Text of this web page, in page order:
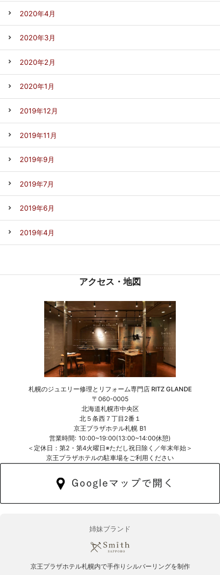
2020年4月
2020年3月
2020年2月
2020年1月
2019年12月
2019年11月
2019年9月
2019年7月
2019年6月
2019年4月
アクセス・地図
札幌のジュエリー修理とリフォーム専門店 RITZ GLANDE
〒060-0005
北海道札幌市中央区
北５条西７丁目2番１
京王プラザホテル札幌 B1
営業時間: 10:00~19:00(13:00~14:00休憩)
＜定休日：第2・第4火曜日※ただし祝日除く／年末年始＞
京王プラザホテルの駐車場をご利用ください
姉妹ブランド
京王プラザホテル札幌内で手作りシルバーリングを制作